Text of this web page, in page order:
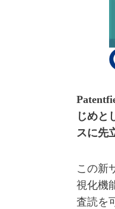
じめと
スに先
この新
視化機
査読を